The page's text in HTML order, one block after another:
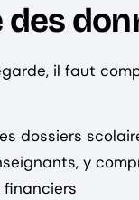
il faut
dossiers
y